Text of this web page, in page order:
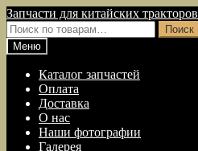
Перейти
к
навигации
Перейти
к
содержимому
Запчасти для китайских тракторов
Искать:
Поиск
Меню
Каталог запчастей
Оплата
Доставка
О нас
Наши фотографии
Галерея